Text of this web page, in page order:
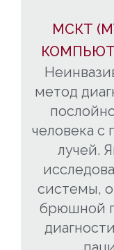
МСКТ
метод
человека с
лучей.
системы,
брюшной